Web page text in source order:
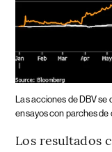
Las acciones de DBV se
ensayos con parches de
Los resultados